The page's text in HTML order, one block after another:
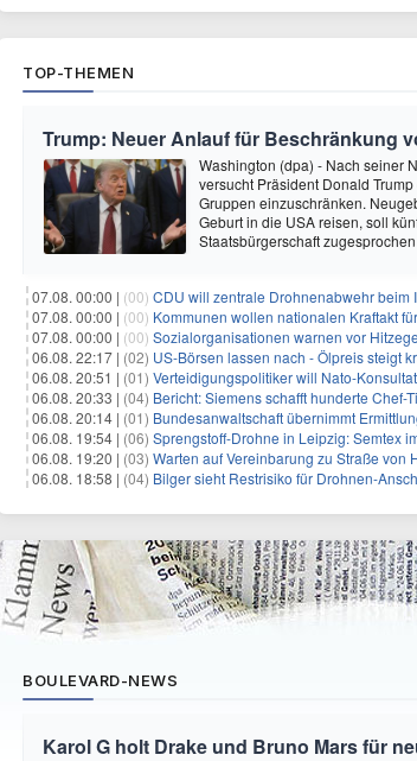
TOP-THEMEN
Trump: Neuer Anlauf für Beschränkung
Washington (dpa) - Nach seiner
versucht Präsident Donald
Gruppen einzuschränken.
Geburt in die USA reisen, soll
Staatsbürgerschaft
07.08. 00:00 | (00) CDU will zentrale Drohnenabwehr beim
07.08. 00:00 | (00) Kommunen wollen nationalen Kraftakt
07.08. 00:00 | (00) Sozialorganisationen warnen vor
06.08. 22:17 | (02) US-Börsen lassen nach - Ölpreis steigt
06.08. 20:51 | (01) Verteidigungspolitiker will Nato-
06.08. 20:33 | (04) Bericht: Siemens schafft hunderte Chef-
06.08. 20:14 | (01) Bundesanwaltschaft übernimmt
06.08. 19:54 | (06) Sprengstoff-Drohne in Leipzig: Semtex
06.08. 19:20 | (03) Warten auf Vereinbarung zu Straße von
06.08. 18:58 | (04) Bilger sieht Restrisiko für Drohnen-
BOULEVARD-NEWS
Karol G holt Drake und Bruno Mars für